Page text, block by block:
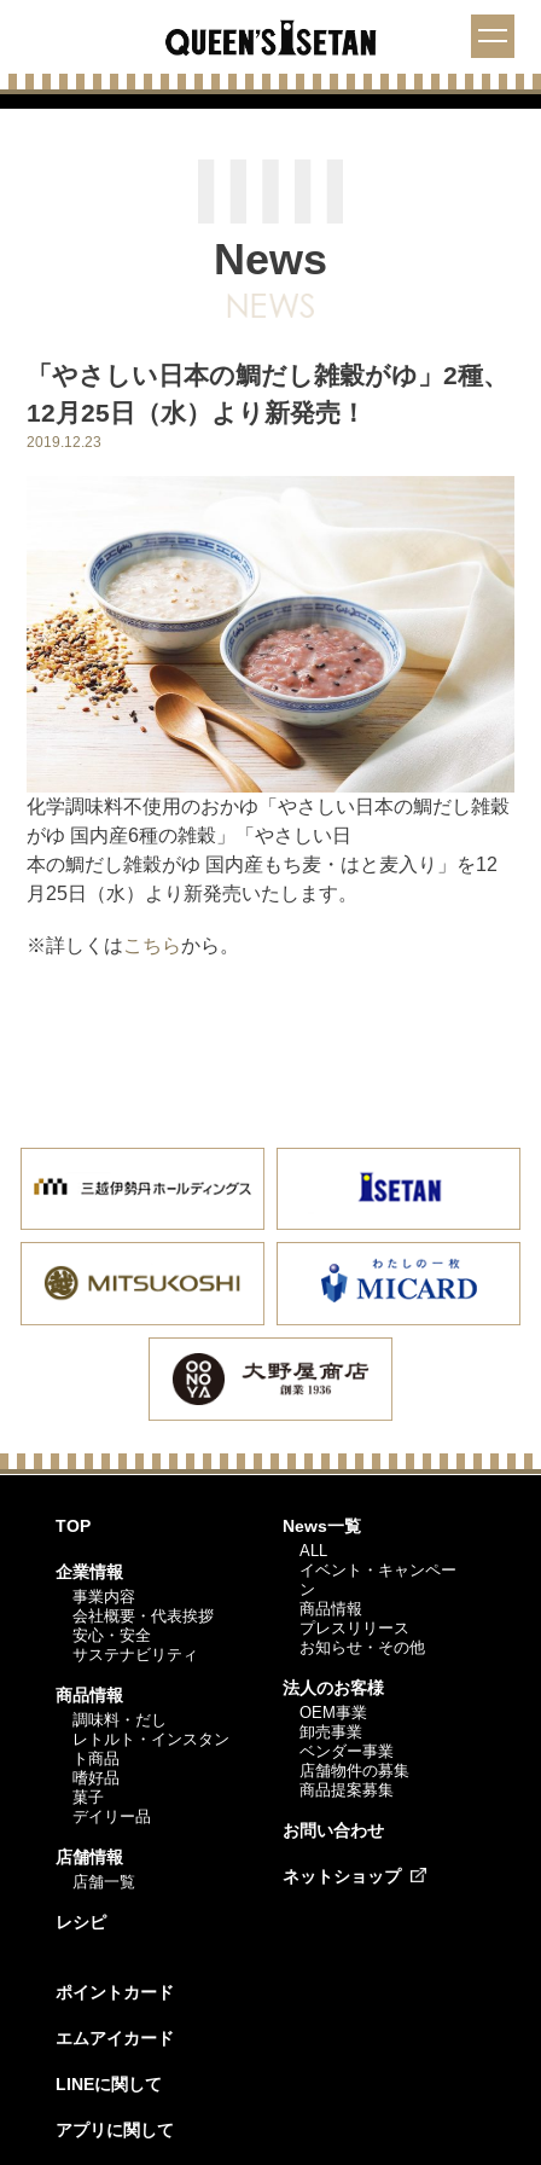
News
「やさしい日本の鯛だし雑穀がゆ」2種、
12月25日（水）より新発売！
2019.12.23
化学調味料不使用のおかゆ「やさしい日本の鯛だし雑穀
がゆ 国内産6種の雑穀」「やさしい日
本の鯛だし雑穀がゆ 国内産もち麦・はと麦入り」を12
月25日（水）より新発売いたします。
※詳しくはこちらから。
TOP
企業情報
事業内容
会社概要・代表挨拶
安心・安全
サステナビリティ
商品情報
調味料・だし
レトルト・インスタン
ト商品
嗜好品
菓子
デイリー品
店舗情報
店舗一覧
レシピ
News一覧
ALL
イベント・キャンペー
ン
商品情報
プレスリリース
お知らせ・その他
法人のお客様
OEM事業
卸売事業
ベンダー事業
店舗物件の募集
商品提案募集
お問い合わせ
ネットショップ
ポイントカード
エムアイカード
LINEに関して
アプリに関して